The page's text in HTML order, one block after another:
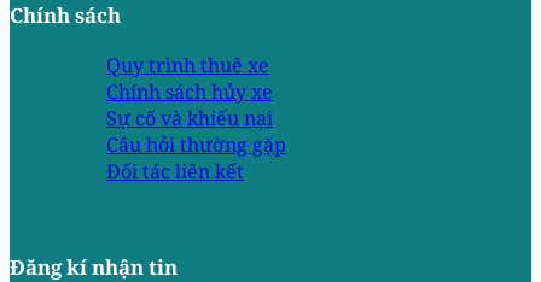
Chính sách
Quy trình thuê xe
Chính sách hủy xe
Sự cố và khiếu nại
Câu hỏi thường gặp
Đối tác liên kết
Đăng kí nhận tin